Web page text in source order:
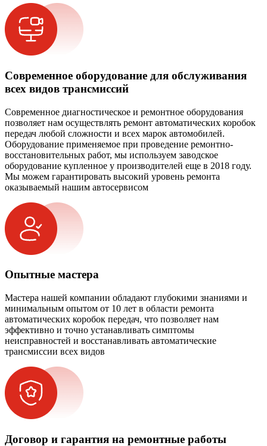
Современное оборудование для обслуживания
всех видов трансмиссий
Современное диагностическое и ремонтное оборудования
позволяет нам осуществлять ремонт автоматических коробок
передач любой сложности и всех марок автомобилей.
Оборудование применяемое при проведение ремонтно-
восстановительных работ, мы используем заводское
оборудование купленное у производителей еще в 2018 году.
Мы можем гарантировать высокий уровень ремонта
оказываемый нашим автосервисом
Опытные мастера
Мастера нашей компании обладают глубокими знаниями и
минимальным опытом от 10 лет в области ремонта
автоматических коробок передач, что позволяет нам
эффективно и точно устанавливать симптомы
неисправностей и восстанавливать автоматические
трансмиссии всех видов
Договор и гарантия на ремонтные работы